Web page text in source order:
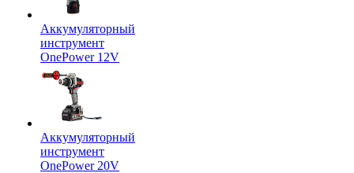
Аккумуляторный
инструмент
OnePower 12V
Аккумуляторный
инструмент
OnePower 20V